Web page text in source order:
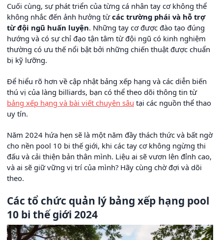
Cuối cùng, sự phát triển của từng cá nhân tay cơ không thể
không nhắc đến ảnh hưởng từcác trường phái và hỗ trợ
từ đội ngũ huấn luyện. Những tay cơ được đào tạo đúng
hướng và có sự chỉ đạo tận tâm từ đội ngũ có kinh nghiệm
thường có ưu thế nổi bật bởi những chiến thuật được chuẩn
bị kỹ lưỡng.
Để hiểu rõ hơn về cập nhật bảng xếp hạng và các diễn biến
thú vị của làng billiards, bạn có thể theo dõi thông tin từ
bảng xếp hạng và bài viết chuyên sâu tại các nguồn thể thao
uy tín.
Năm 2024 hứa hẹn sẽ là một năm đầy thách thức và bất ngờ
cho nền pool 10 bi thế giới, khi các tay cơ không ngừng thi
đấu và cải thiện bản thân mình. Liệu ai sẽ vươn lên đỉnh cao,
và ai sẽ giữ vững vị trí của mình? Hãy cùng chờ đợi và dõi
theo.
Các tổ chức quản lý bảng xếp hạng pool
10 bi thế giới 2024